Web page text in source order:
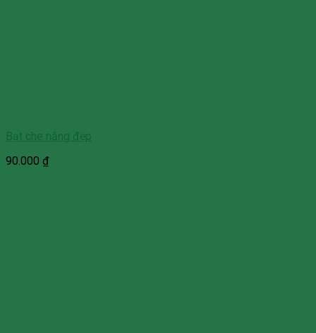
Bạt che nắng đẹp
90.000 ₫